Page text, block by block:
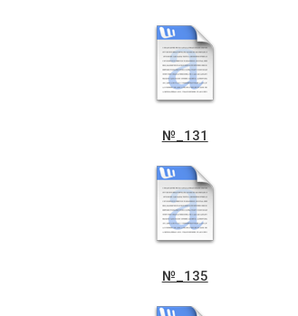
golos-vukonkom-_0001
golos-vukonkom-_0005
№_131
№_135